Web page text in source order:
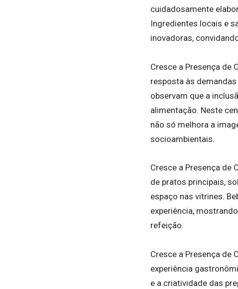
cuidadosamente
Ingredientes locais e
inovadoras,
Cresce a Presença de
resposta às
observam que a
alimentação. Neste
não só melhora a
socioambientais.
Cresce a Presença de
de pratos principais,
espaço nas vitrines.
experiência,
refeição.
Cresce a Presença de
experiência
e a criatividade das